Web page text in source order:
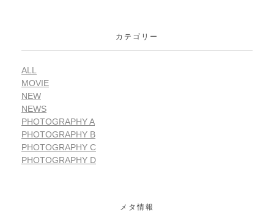
カテゴリー
ALL
MOVIE
NEW
NEWS
PHOTOGRAPHY A
PHOTOGRAPHY B
PHOTOGRAPHY C
PHOTOGRAPHY D
メタ情報